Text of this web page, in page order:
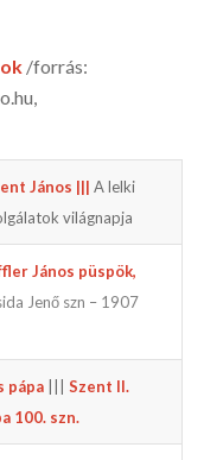
/forrás:
János ||| A lelki
világnapja
János püspök,
Jenő szn – 1907
pápa
Szent II.
100. szn.